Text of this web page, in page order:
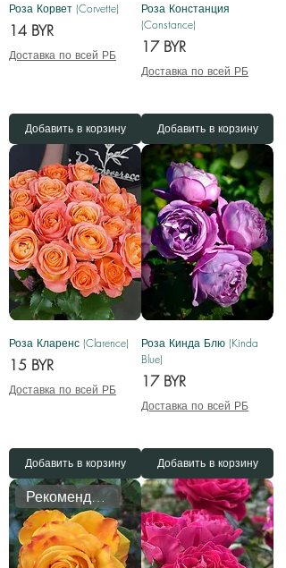
Роза Корвет (Corvette)
Цена
14 BYR
Доставка по всей РБ
Добавить в корзину
Роза Констанция
(Constance)
Цена
17 BYR
Доставка по всей РБ
Добавить в корзину
Роза Кларенс (Clarence)
Цена
15 BYR
Доставка по всей РБ
Добавить в корзину
Роза Кинда Блю (Kinda
Blue)
Цена
17 BYR
Доставка по всей РБ
Добавить в корзину
Рекомендуем